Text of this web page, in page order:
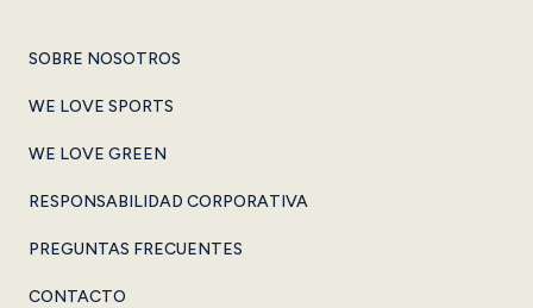
SOBRE NOSOTROS
WE LOVE SPORTS
WE LOVE GREEN
RESPONSABILIDAD CORPORATIVA
PREGUNTAS FRECUENTES
CONTACTO